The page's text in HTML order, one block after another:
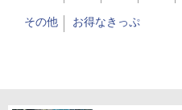
その他 お得なきっぷ